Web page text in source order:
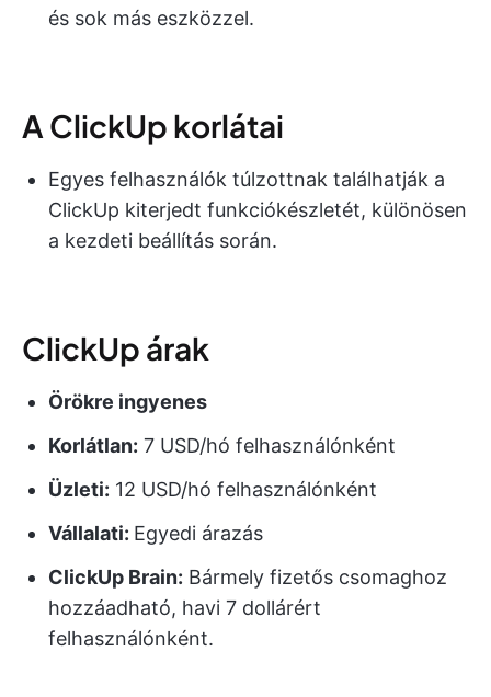
és sok más eszközzel.
A ClickUp korlátai
Egyes felhasználók túlzottnak találhatják a
ClickUp kiterjedt funkciókészletét, különösen
a kezdeti beállítás során.
ClickUp árak
Örökre ingyenes
Korlátlan: 7 USD/hó felhasználónként
Üzleti: 12 USD/hó felhasználónként
Vállalati: Egyedi árazás
ClickUp Brain: Bármely fizetős csomaghoz
hozzáadható, havi 7 dollárért
felhasználónként.